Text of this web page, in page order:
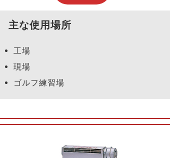
主な使用場所
工場
現場
ゴルフ練習場